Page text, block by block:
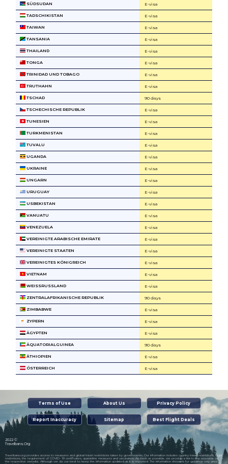
SÜDSUDAN E-visa
TADSCHIKISTAN E-visa
TAIWAN E-visa
TANSANIA E-visa
THAILAND E-visa
TONGA E-visa
TRINIDAD UND TOBAGO E-visa
TRUTHAHN E-visa
TSCHAD 90 days
TSCHECHISCHE REPUBLIK E-visa
TUNESIEN E-visa
TURKMENISTAN E-visa
TUVALU E-visa
UGANDA E-visa
UKRAINE E-visa
UNGARN E-visa
URUGUAY E-visa
USBEKISTAN E-visa
VANUATU E-visa
VENEZUELA E-visa
VEREINIGTE ARABISCHE EMIRATE E-visa
VEREINIGTE STAATEN E-visa
VEREINIGTES KÖNIGREICH E-visa
VIETNAM E-visa
WEISSRUSSLAND E-visa
ZENTRALAFRIKANISCHE REPUBLIK 90 days
ZIMBABWE E-visa
ZYPERN E-visa
ÄGYPTEN E-visa
ÄQUATORIALGUINEA 90 days
ÄTHIOPIEN E-visa
ÖSTERREICH E-visa
Terms of Use About Us Privacy Policy
Report Inaccuracy Sitemap Best Flight Deals
2022 ©
Travelbans.Org
Travelbans.org provides access to measures and global travel restrictions taken by governments. Our information includes country travel restrictions, flight
restrictions, the requirement of COVID- 19 certificates, quarantine measures and vaccination. As much as possible, we provide a link to the resource on
the respective website. Although we do our best to keep the information updated as it is reported. The information shown is for guidance only since